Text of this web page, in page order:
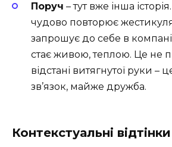
Поруч – тут вже інша
чудово повторює
запрошує до себе в
стає живою, теплою. Це не
відстані витягнутої руки –
зв’язок, майже дружба.
Контекстуальні